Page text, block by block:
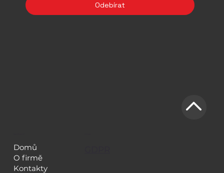
Odebírat
Domů
O firmě
Kontakty